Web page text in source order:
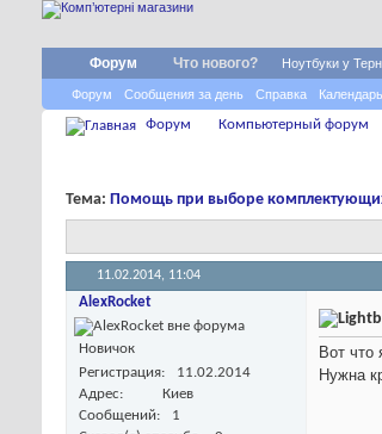
Форум
Форум Сообщения за день Справка Календарь
Что нового? Ноутбуки у
Форум Компьютерный форум
Тема: Помощь при выборе
11.02.2014, 11:04
AlexRocket
Новичок
Регистрация
11.02.2014
Адрес
Киев
Сообщений
1
Вот что
Нужна